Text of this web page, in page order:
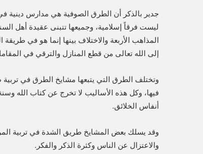
جدير بالذكر أن الطرق الصوفية هي مدارس دينية
ليست فرقاً إسلامية، وجميعها تتبنى عقيدة أهل
المذاهب الأربعة والاختلاف بينها إنما هو في
إلى الله تعالى من قطع المنازل والترقي في
وتختلف الطرق التي يتبعها مشايخ الطرق في تربية
فيها، وكل هذه الأساليب لا تخرج عن كتاب الله
أنفاس الخلائق.
وقد يسلك بعض المشايخ طريق الشدة في تربية
والاعتزال عن الناس وكثرة الذكر والفكر.